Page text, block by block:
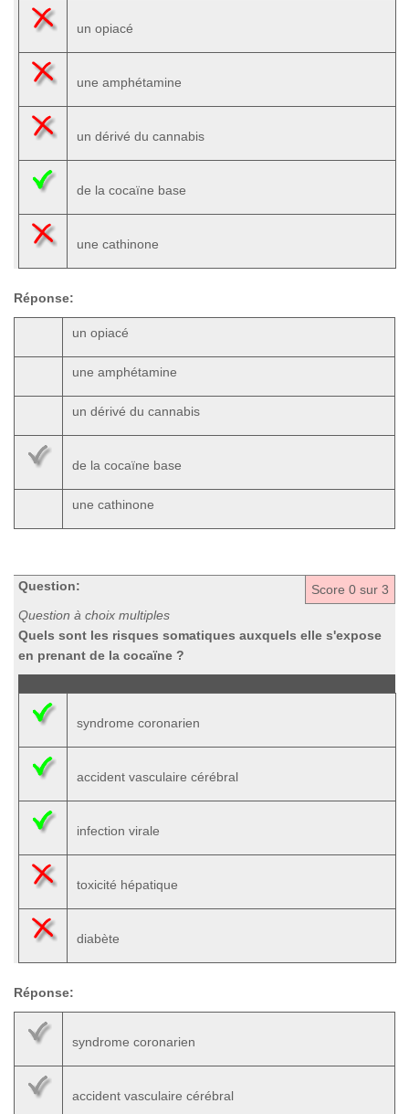
un opiacé
une amphétamine
un dérivé du cannabis
de la cocaïne base
une cathinone
Réponse:
un opiacé
une amphétamine
un dérivé du cannabis
de la cocaïne base
une cathinone
Score 0 sur 3
Question:
Question à choix multiples
Quels sont les risques somatiques auxquels elle s'expose
en prenant de la cocaïne ?
syndrome coronarien
accident vasculaire cérébral
infection virale
toxicité hépatique
diabète
Réponse:
syndrome coronarien
accident vasculaire cérébral